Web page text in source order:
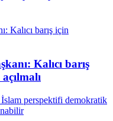
Kalıcı barış